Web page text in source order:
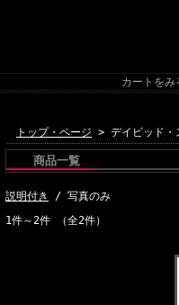
カートをみ
トップ・ページ > デイビッド・
商品一覧
説明付き
/ 写真のみ
1件～2件 （全2件）